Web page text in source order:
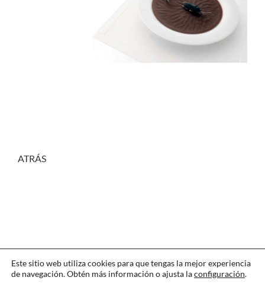
ATRÁS
CONTACTAR·IDIOMA·AGRADECIMIENTOS
Este sitio web utiliza cookies para que tengas la mejor experiencia
de navegación. Obtén más información o ajusta laconfiguración.